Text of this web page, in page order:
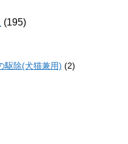
(195)
駆除(犬猫兼用) (2)